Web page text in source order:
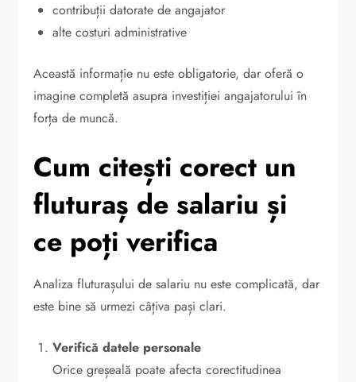
contribuții datorate de angajator
alte costuri administrative
Această informație nu este obligatorie, dar oferă o
imagine completă asupra investiției angajatorului în
forța de muncă.
Cum citești corect un
fluturaș de salariu și
ce poți verifica
Analiza fluturașului de salariu nu este complicată, dar
este bine să urmezi câțiva pași clari.
Verifică datele personale
Orice greșeală poate afecta corectitudinea